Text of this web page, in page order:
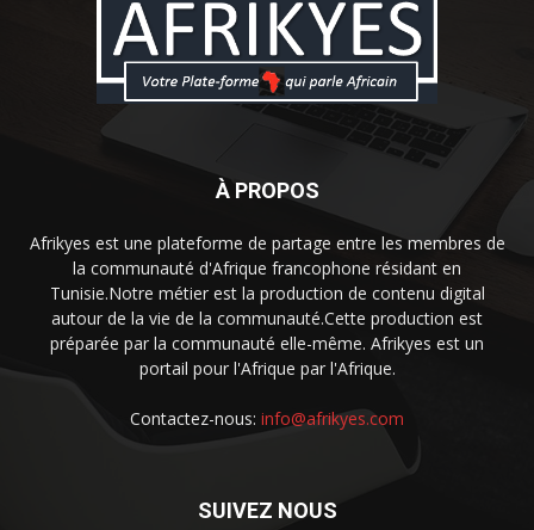
À PROPOS
Afrikyes est une plateforme de partage entre les membres de
la communauté d'Afrique francophone résidant en
Tunisie.Notre métier est la production de contenu digital
autour de la vie de la communauté.Cette production est
préparée par la communauté elle-même. Afrikyes est un
portail pour l'Afrique par l'Afrique.
Contactez-nous: info@afrikyes.com
SUIVEZ NOUS